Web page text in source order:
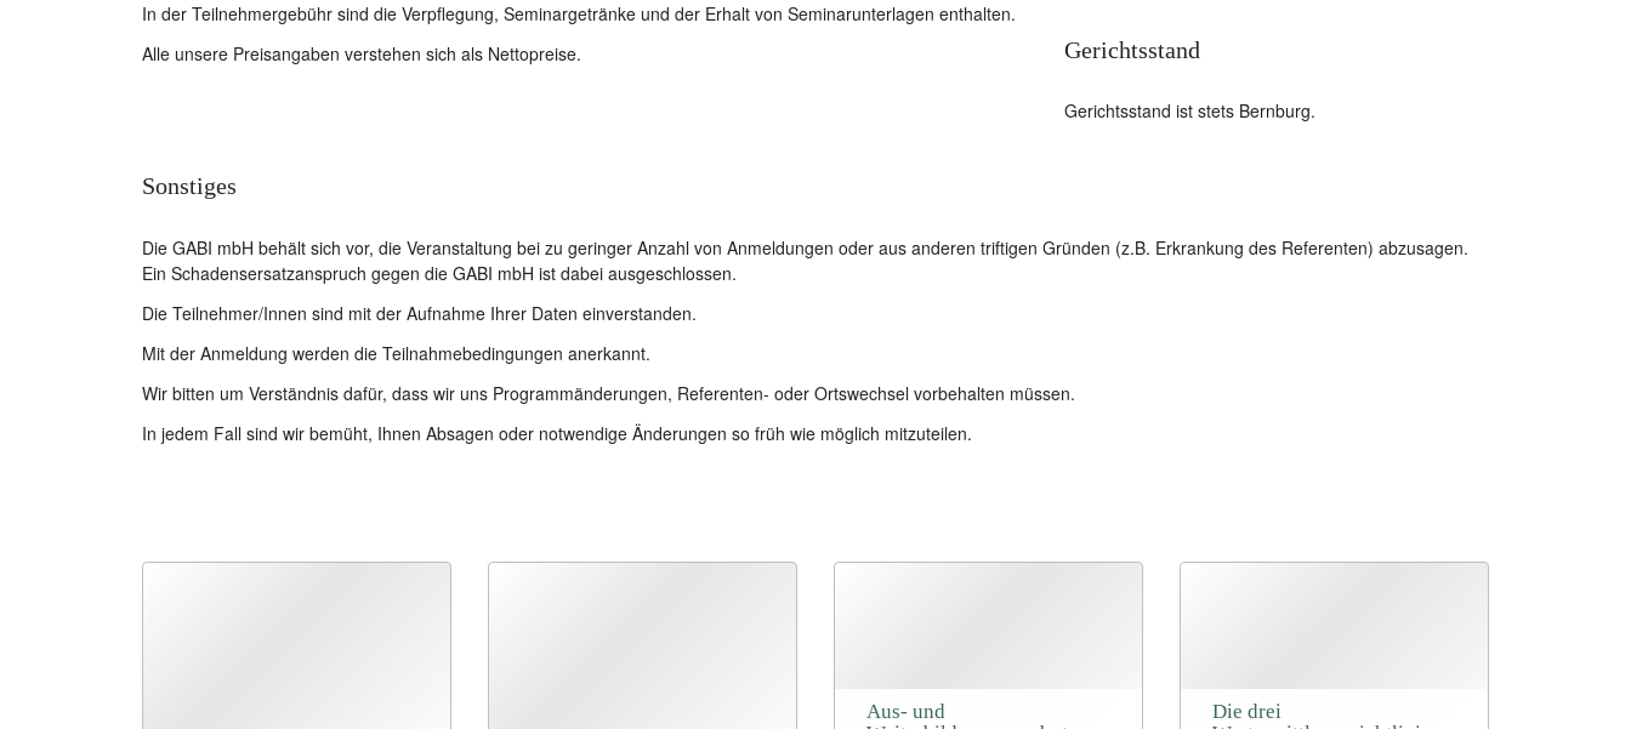
In der Teilnehmergebühr sind die Verpflegung, Seminargetränke und der Erhalt von Seminarunterlagen enthalten.
Alle unsere Preisangaben verstehen sich als Nettopreise.
Gerichtsstand
Gerichtsstand ist stets Bernburg.
Sonstiges
Die GABI mbH behält sich vor, die Veranstaltung bei zu geringer Anzahl von Anmeldungen oder aus anderen triftigen Gründen (z.B. Erkrankung des Referenten) abzusagen.
Ein Schadensersatzanspruch gegen die GABI mbH ist dabei ausgeschlossen.
Die Teilnehmer/Innen sind mit der Aufnahme Ihrer Daten einverstanden.
Mit der Anmeldung werden die Teilnahmebedingungen anerkannt.
Wir bitten um Verständnis dafür, dass wir uns Programmänderungen, Referenten- oder Ortswechsel vorbehalten müssen.
In jedem Fall sind wir bemüht, Ihnen Absagen oder notwendige Änderungen so früh wie möglich mitzuteilen.
Aus- und
Die drei